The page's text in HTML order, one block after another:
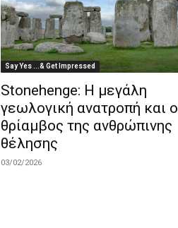
Say Yes ...& Get Impressed
Stonehenge: Η μεγάλη
γεωλογική ανατροπή και ο
θρίαμβος της ανθρώπινης
θέλησης
03/02/2026